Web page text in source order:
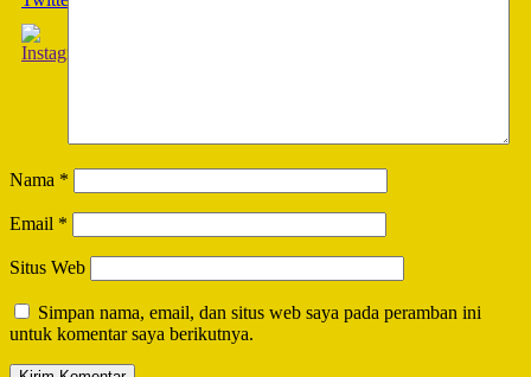
Nama *
Email *
Situs Web
Simpan nama, email, dan situs web saya pada peramban ini
untuk komentar saya berikutnya.